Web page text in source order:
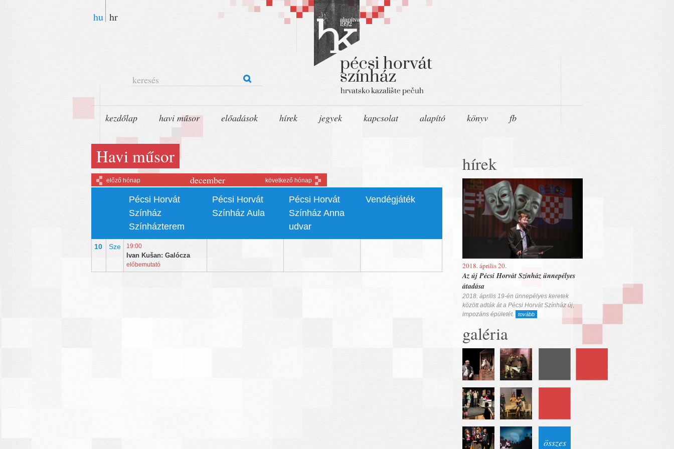
hu hr
keresés
kezdőlap havi műsor előadások hírek jegyek kapcsolat alapító könyv fb
Havi műsor
előző hónap következő hónap
december
Pécsi Horvát
Színház
Színházterem
Pécsi Horvát
Színház Aula
Pécsi Horvát
Színház Anna
udvar
Vendégjáték
10 Sze 19:00
Ivan Kušan: Galócza
előbemutató
hírek
2018. április 20.
Az új Pécsi Horvát Színház ünnepélyes
átadása
2018. április 19-én ünnepélyes keretek
között adták át a Pécsi Horvát Színház új,
impozáns épületét.
tovább
galéria
összes